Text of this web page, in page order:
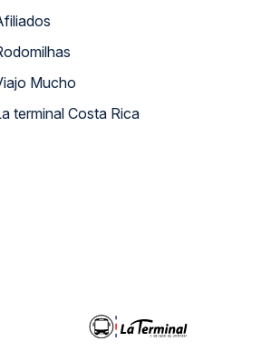
Mucho
La terminal Costa Rica